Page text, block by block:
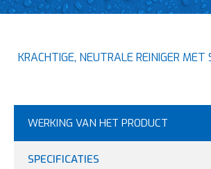
REINIGER MET
KRACHTIGE, NEUTRALE REINIGER MET
WERKING VAN HET PRODUCT
SPECIFICATIES